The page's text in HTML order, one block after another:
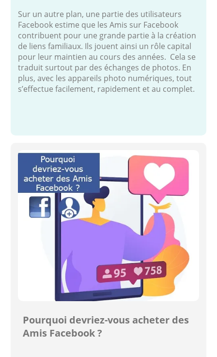
Sur un autre plan, une partie des utilisateurs
Facebook estime que les Amis sur Facebook
contribuent pour une grande partie à la création
de liens familiaux. Ils jouent ainsi un rôle capital
pour leur maintien au cours des années. Cela se
traduit surtout par des échanges de photos. En
plus, avec les appareils photo numériques, tout
s’effectue facilement, rapidement et au complet.
Pourquoi devriez-vous acheter des
Amis Facebook ?